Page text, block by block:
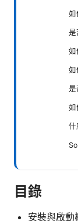
如
是
如
如
是
如
什
目錄
安裝與啟動